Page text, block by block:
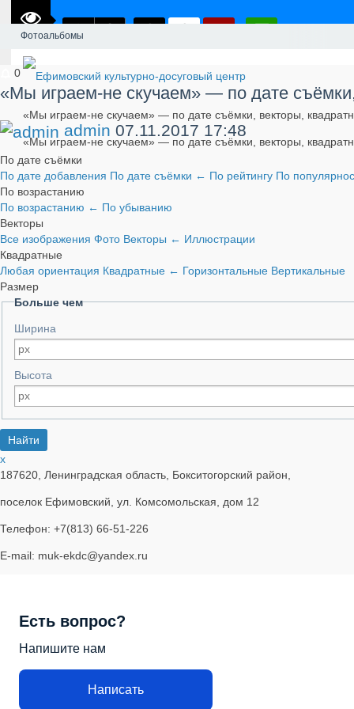
«Мы играем-не скучаем» — по дате съёмки, векторы,
«Мы играем-не скучаем» — по дате съёмки, векторы,
Фотоальбомы
0
«Мы играем-не скучаем» — по дате
admin 07.11.2017 17:48
По дате съёмки
По дате добавления По дате съёмки ← По рейтингу По
По возрастанию
По возрастанию ← По убыванию
Векторы
Все изображения Фото Векторы ← Иллюстрации
Квадратные
Любая ориентация Квадратные ← Горизонтальные Вертикальные
Размер
Больше чем
Ширина
Высота
x
187620, Ленинградская область, Бокситогорский район,
поселок Ефимовский, ул. Комсомольская, дом 12
Телефон: +7(813) 66-51-226
E-mail: muk-ekdc@yandex.ru
Есть вопрос?
Напишите нам
Написать